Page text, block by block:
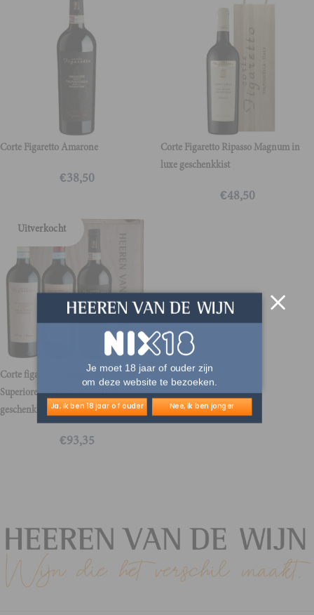
Corte Figaretto Amarone
€38,50
Corte Figaretto Ripasso Magnum in
luxe geschenkkist
€48,50
Uitverkocht
Corte figaretto Valpolicella Ripasso,
Superiore en Amarone in luxe
geschenkkist
€93,35
Je moet 18 jaar of ouder zijn
om deze website te bezoeken.
Ja, ik ben 18 jaar of ouder Nee, ik ben jonger